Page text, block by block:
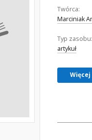
Twórca:
Marciniak
Typ zasobu:
artykuł
Więcej